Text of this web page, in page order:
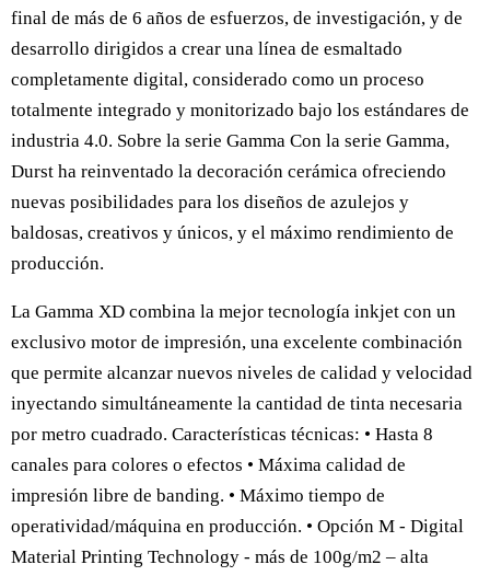
final de más de 6 años de esfuerzos, de investigación, y de
desarrollo dirigidos a crear una línea de esmaltado
completamente digital, considerado como un proceso
totalmente integrado y monitorizado bajo los estándares de
industria 4.0. Sobre la serie Gamma Con la serie Gamma,
Durst ha reinventado la decoración cerámica ofreciendo
nuevas posibilidades para los diseños de azulejos y
baldosas, creativos y únicos, y el máximo rendimiento de
producción.
La Gamma XD combina la mejor tecnología inkjet con un
exclusivo motor de impresión, una excelente combinación
que permite alcanzar nuevos niveles de calidad y velocidad
inyectando simultáneamente la cantidad de tinta necesaria
por metro cuadrado. Características técnicas: • Hasta 8
canales para colores o efectos • Máxima calidad de
impresión libre de banding. • Máximo tiempo de
operatividad/máquina en producción. • Opción M - Digital
Material Printing Technology - más de 100g/m2 – alta